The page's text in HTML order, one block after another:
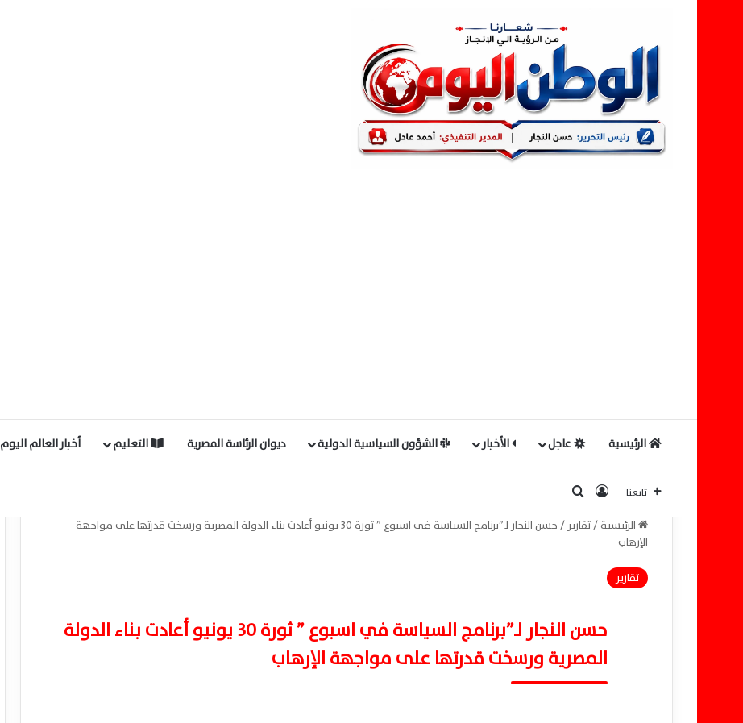
الرئيسية عاجل الأخبار الشؤون السياسية الدولية ديوان الرئاسة المصرية التعليم أخبار العالم اليوم
تابعنا تسجيل الدخول
الرئيسية/تقارير /
حسن النجار لـ”برنامج السياسة في اسبوع ” ثورة 30 يونيو أعادت بناء الدولة المصرية ورسخت قدرتها على مواجهة
الإرهاب
تقارير
حسن النجار لـ”برنامج السياسة في اسبوع ” ثورة 30 يونيو أعادت بناء الدولة
المصرية ورسخت قدرتها على مواجهة الإرهاب